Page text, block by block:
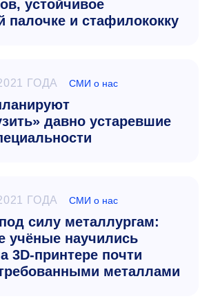
устойчивое
палочке и стафилококку
ГОДА СМИ о нас
давно устаревшие
ГОДА СМИ о нас
силу металлургам:
учёные научились
3D-принтере почти
металлами